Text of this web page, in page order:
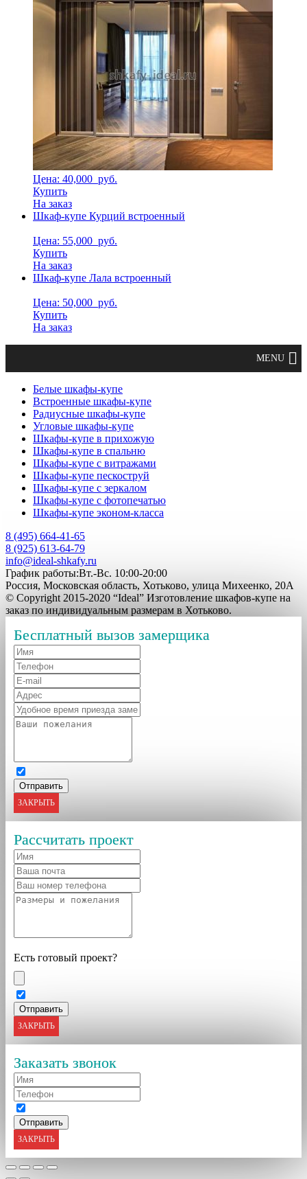
Цена: 40,000 руб.
Купить
На заказ
Шкаф-купе Курций встроенный
Цена: 55,000 руб.
Купить
На заказ
Шкаф-купе Лала встроенный
Цена: 50,000 руб.
Купить
На заказ
Белые шкафы-купе
Встроенные шкафы-купе
Радиусные шкафы-купе
Угловые шкафы-купе
Шкафы-купе в прихожую
Шкафы-купе в спальню
Шкафы-купе с витражами
Шкафы-купе пескоструй
Шкафы-купе с зеркалом
Шкафы-купе с фотопечатью
Шкафы-купе эконом-класса
8 (495) 664-41-65
8 (925) 613-64-79
info@ideal-shkafy.ru
График работы:Вт.-Вс. 10:00-20:00
Россия, Московская область, Хотьково, улица Михеенко, 20А
© Copyright 2015-2020 “Ideal” Изготовление шкафов-купе на
заказ по индивидуальным размерам в Хотьково.
Бесплатный вызов замерщика
ЗАКРЫТЬ
Рассчитать проект
Есть готовый проект?
ЗАКРЫТЬ
Заказать звонок
ЗАКРЫТЬ